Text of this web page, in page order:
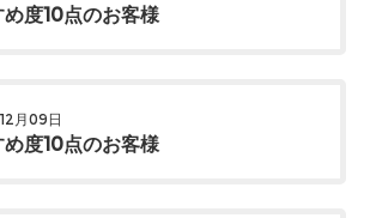
め度10点のお客様
月09日
め度10点のお客様